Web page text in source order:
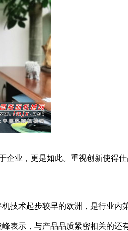
业，更是如此。重视创新使得
术起步较早的欧洲，是行业内
表示，与产品品质紧密相关的